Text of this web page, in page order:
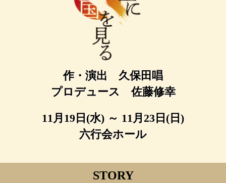
作・演出 久保田唱
プロデュース 佐藤修幸
11月19日(水) ～ 11月23日(日)
六行会ホール
STORY